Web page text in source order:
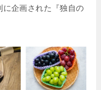
に企画された『独自の